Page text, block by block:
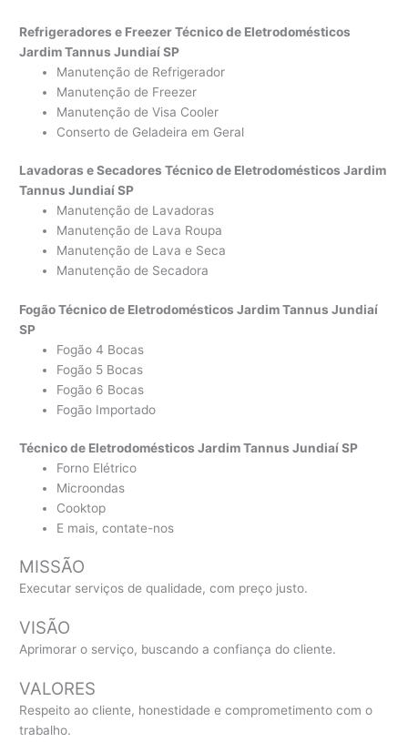
Refrigeradores e Freezer Técnico de Eletrodomésticos
Jardim Tannus Jundiaí SP
Manutenção de Refrigerador
Manutenção de Freezer
Manutenção de Visa Cooler
Conserto de Geladeira em Geral
Lavadoras e Secadores Técnico de Eletrodomésticos Jardim
Tannus Jundiaí SP
Manutenção de Lavadoras
Manutenção de Lava Roupa
Manutenção de Lava e Seca
Manutenção de Secadora
Fogão Técnico de Eletrodomésticos Jardim Tannus Jundiaí
SP
Fogão 4 Bocas
Fogão 5 Bocas
Fogão 6 Bocas
Fogão Importado
Técnico de Eletrodomésticos Jardim Tannus Jundiaí SP
Forno Elétrico
Microondas
Cooktop
E mais, contate-nos
MISSÃO
Executar serviços de qualidade, com preço justo.
VISÃO
Aprimorar o serviço, buscando a confiança do cliente.
VALORES
Respeito ao cliente, honestidade e comprometimento com o
trabalho.